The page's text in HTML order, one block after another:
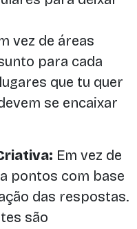
vez de áreas
para cada
que tu quer
se encaixar
Em vez de
pontos com base
das respostas.
são